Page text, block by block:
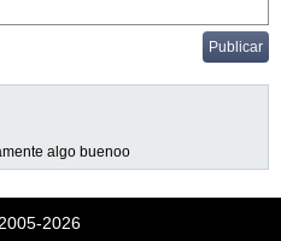
algo buenoo
2005-2026